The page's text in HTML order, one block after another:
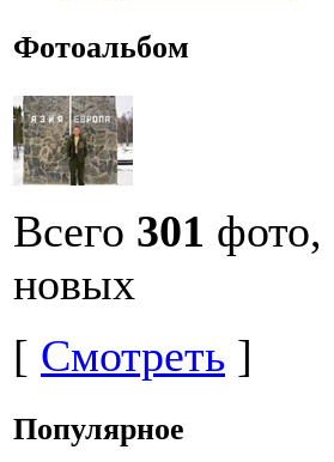
Фотоальбом
Всего 301 фото,
новых
[ Смотреть ]
Популярное